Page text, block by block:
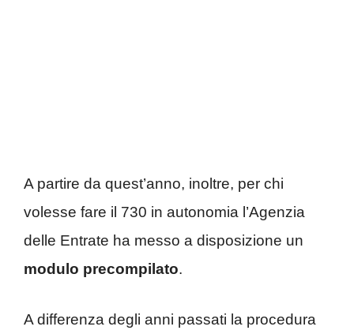
A partire da quest’anno, inoltre, per chi
volesse fare il 730 in autonomia l’Agenzia
delle Entrate ha messo a disposizione un
modulo precompilato.
A differenza degli anni passati la procedura